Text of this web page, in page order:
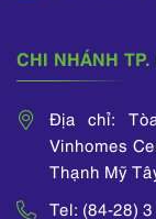
CHI NHÁNH
Địa chỉ:
Vinhomes
Thạnh Mỹ
Tel: (84-28)